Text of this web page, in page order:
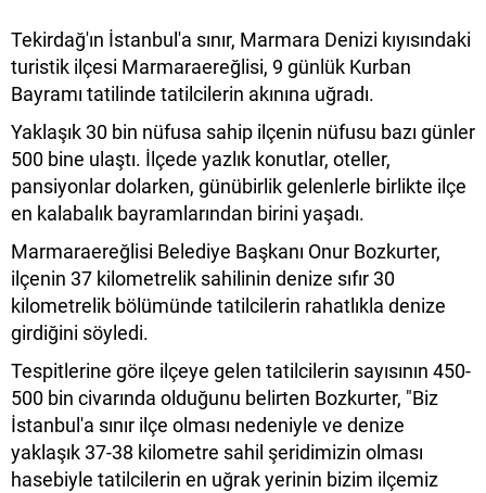
Tekirdağ'ın İstanbul'a sınır, Marmara Denizi kıyısındaki
turistik ilçesi Marmaraereğlisi, 9 günlük Kurban
Bayramı tatilinde tatilcilerin akınına uğradı.
Yaklaşık 30 bin nüfusa sahip ilçenin nüfusu bazı günler
500 bine ulaştı. İlçede yazlık konutlar, oteller,
pansiyonlar dolarken, günübirlik gelenlerle birlikte ilçe
en kalabalık bayramlarından birini yaşadı.
Marmaraereğlisi Belediye Başkanı Onur Bozkurter,
ilçenin 37 kilometrelik sahilinin denize sıfır 30
kilometrelik bölümünde tatilcilerin rahatlıkla denize
girdiğini söyledi.
Tespitlerine göre ilçeye gelen tatilcilerin sayısının 450-
500 bin civarında olduğunu belirten Bozkurter, "Biz
İstanbul'a sınır ilçe olması nedeniyle ve denize
yaklaşık 37-38 kilometre sahil şeridimizin olması
hasebiyle tatilcilerin en uğrak yerinin bizim ilçemiz